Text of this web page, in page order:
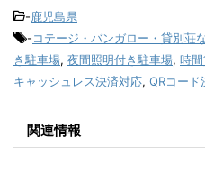
-鹿児島県
-コテージ・バンガロー・貸別荘
き駐車場, 夜間照明付き駐車場, 時
キャッシュレス決済対応, QRコード
関連情報